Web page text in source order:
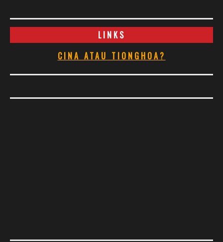
LINKS
CINA ATAU TIONGHOA?